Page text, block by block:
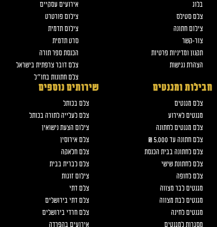
בלוג
צלם סטילס
צילום חתונה
צור-קשר
תקנון ומדיניות פרטיות
הצהרת נגישות
אירועים עסקיים
צילום פורטרט
צילום תדמית
סרט תדמית
הכנסת ספר תורה
צלם דובר צרפתית בישראל
צלם חתונות בחו״ל
חבילות ומגנטים
צלם מגנטים
מגנטים לאירוע
צלם מגנטים לחתונה
צלם חתונה עד 5,000 ₪
צלם לחתונה בבית הכנסת
צלם לחתונת שישי
צלם לחופה
מגנטים לבר מצווה
מגנטים לבת מצווה
מגנטים לחינה
מסגרות למגנטים
שירותים נוספים
צלם בכותל
צלם לעלייה לתורה בכותל
צילום הצעת נישואין
צלם אירוסין
צלם חלאקה
צלם לברית בבית
צילום זוגות
צלם דתי
צלם דתי בירושלים
צלם חרדי בירושלים
אירועים בהפרדה